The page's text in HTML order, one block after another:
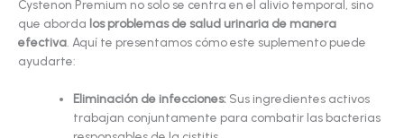
Cystenon Premium no solo se centra en el alivio temporal, sino
que aborda los problemas de salud urinaria de manera
efectiva . Aquí te presentamos cómo este suplemento puede
ayudarte:
Eliminación de infecciones: Sus ingredientes activos
trabajan conjuntamente para combatir las bacterias